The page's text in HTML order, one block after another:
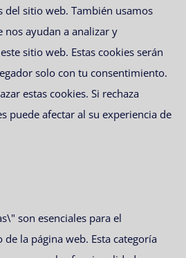
del sitio web. También usamos
nos ayudan a analizar y
sitio web. Estas cookies serán
solo con tu consentimiento.
estas cookies. Si rechaza
puede afectar al su experiencia de
son esenciales para el
la página web. Esta categoría